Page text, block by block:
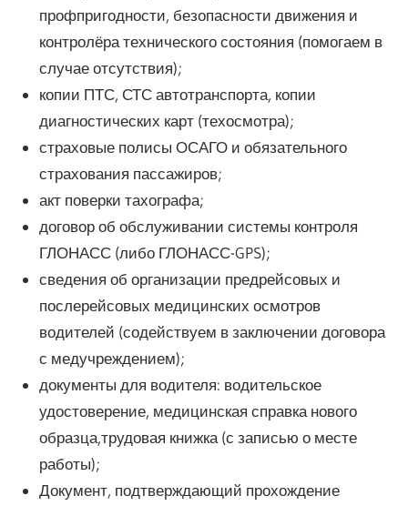
профпригодности, безопасности движения и
контролёра технического состояния (помогаем в
случае отсутствия);
копии ПТС, СТС автотранспорта, копии
диагностических карт (техосмотра);
страховые полисы ОСАГО и обязательного
страхования пассажиров;
акт поверки тахографа;
договор об обслуживании системы контроля
ГЛОНАСС (либо ГЛОНАСС-GPS);
сведения об организации предрейсовых и
послерейсовых медицинских осмотров
водителей (содействуем в заключении договора
с медучреждением);
документы для водителя: водительское
удостоверение, медицинская справка нового
образца,трудовая книжка (с записью о месте
работы);
Документ, подтверждающий прохождение